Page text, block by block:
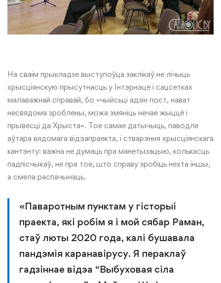
На сваім прыкладзе выступоўца заклікаў не лічыць
хрысціянскую прысутнасць у Інтэрнэце і сацсетках
малаважнай справай, бо «чыйсьці адзін пост, нават
несвядома зроблены, можа змяніць нечае жыццё і
прывесці да Хрыста». Тое самае датычыць, паводле
аўтара вядомага відэапраекта, і стварэння хрысціянскага
кантэнту: важна не думаць пра манетызацыю, колькасць
падпісчыкаў, не пра тое, што справу зробіць нехта іншы,
а смела распачынаць.
«Паваротным пунктам у гісторыі
праекта, які робім я і мой сябар Раман,
стаў люты 2020 года, калі бушавала
пандэмія каранавірусу. Я пераклаў
гадзіннае відэа “Выбуховая сіла